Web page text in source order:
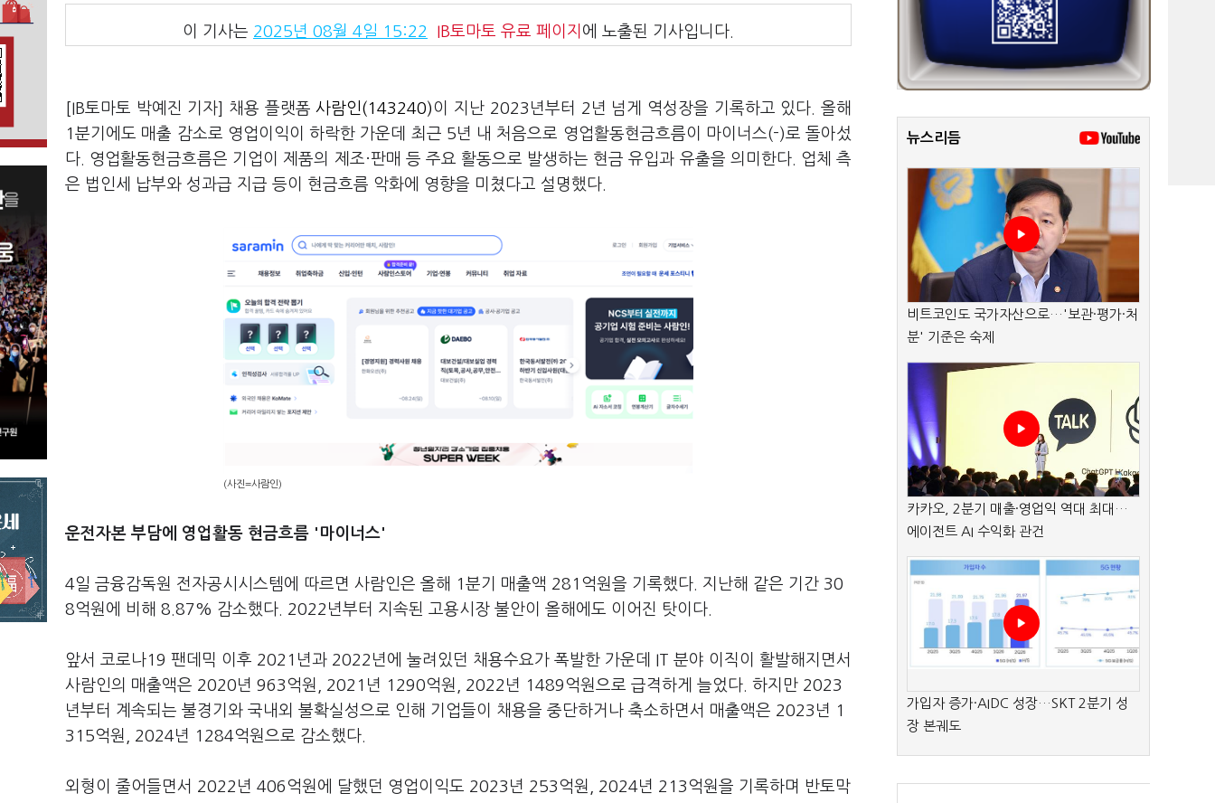
이 기사는 2025년 08월 4일 15:22 IB토마토 유료 페이지 에 노출된 기사입니다.
[IB토마토 박예진 기자] 채용 플랫폼사람인(143240)이 지난 2023년부터 2년 넘게 역성장을 기록하고 있다. 올해
1분기에도 매출 감소로 영업이익이 하락한 가운데 최근 5년 내 처음으로 영업활동현금흐름이 마이너스(-)로 돌아섰
다. 영업활동현금흐름은 기업이 제품의 제조·판매 등 주요 활동으로 발생하는 현금 유입과 유출을 의미한다. 업체 측
은 법인세 납부와 성과급 지급 등이 현금흐름 악화에 영향을 미쳤다고 설명했다.
(사진=사람인)
운전자본 부담에 영업활동 현금흐름 '마이너스'
4일 금융감독원 전자공시시스템에 따르면 사람인은 올해 1분기 매출액 281억원을 기록했다. 지난해 같은 기간 30
8억원에 비해 8.87% 감소했다. 2022년부터 지속된 고용시장 불안이 올해에도 이어진 탓이다.
앞서 코로나19 팬데믹 이후 2021년과 2022년에 눌려있던 채용수요가 폭발한 가운데 IT 분야 이직이 활발해지면서
사람인의 매출액은 2020년 963억원, 2021년 1290억원, 2022년 1489억원으로 급격하게 늘었다. 하지만 2023
년부터 계속되는 불경기와 국내외 불확실성으로 인해 기업들이 채용을 중단하거나 축소하면서 매출액은 2023년 1
315억원, 2024년 1284억원으로 감소했다.
외형이 줄어들면서 2022년 406억원에 달했던 영업이익도 2023년 253억원, 2024년 213억원을 기록하며 반토막
뉴스리듬
비트코인도 국가자산으로…'보관·평가·처
분' 기준은 숙제
카카오, 2분기 매출·영업익 역대 최대…
에이전트 AI 수익화 관건
가입자 증가·AIDC 성장…SKT 2분기 성
장 본궤도